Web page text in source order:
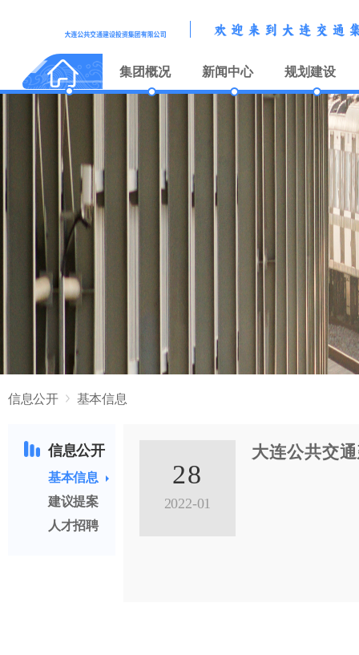
集团概况 新闻中心 规划建设
信息公开 基本信息
信息公开
基本信息
建议提案
人才招聘
28
2022-01
大连公共交